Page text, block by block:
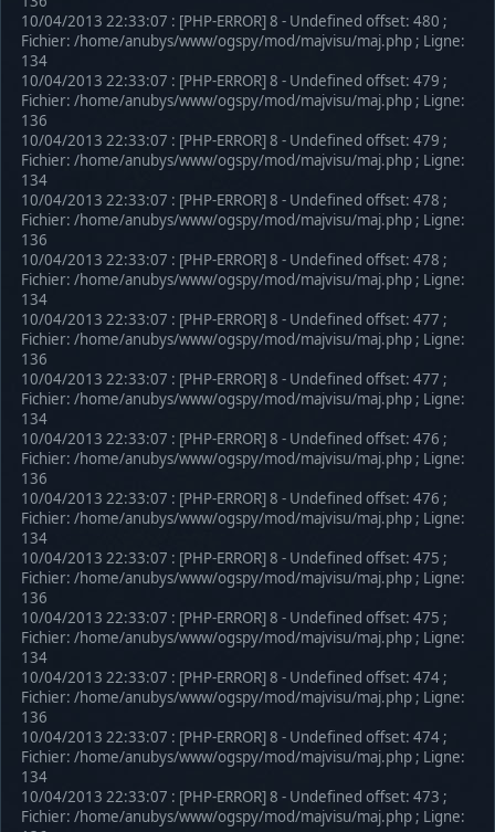
10/04/2013 22:33:07 : [PHP-ERROR] 8 - Undefined offset: 480 ;
Fichier: /home/anubys/www/ogspy/mod/majvisu/maj.php ; Ligne:
134
10/04/2013 22:33:07 : [PHP-ERROR] 8 - Undefined offset: 479 ;
Fichier: /home/anubys/www/ogspy/mod/majvisu/maj.php ; Ligne:
136
10/04/2013 22:33:07 : [PHP-ERROR] 8 - Undefined offset: 479 ;
Fichier: /home/anubys/www/ogspy/mod/majvisu/maj.php ; Ligne:
134
10/04/2013 22:33:07 : [PHP-ERROR] 8 - Undefined offset: 478 ;
Fichier: /home/anubys/www/ogspy/mod/majvisu/maj.php ; Ligne:
136
10/04/2013 22:33:07 : [PHP-ERROR] 8 - Undefined offset: 478 ;
Fichier: /home/anubys/www/ogspy/mod/majvisu/maj.php ; Ligne:
134
10/04/2013 22:33:07 : [PHP-ERROR] 8 - Undefined offset: 477 ;
Fichier: /home/anubys/www/ogspy/mod/majvisu/maj.php ; Ligne:
136
10/04/2013 22:33:07 : [PHP-ERROR] 8 - Undefined offset: 477 ;
Fichier: /home/anubys/www/ogspy/mod/majvisu/maj.php ; Ligne:
134
10/04/2013 22:33:07 : [PHP-ERROR] 8 - Undefined offset: 476 ;
Fichier: /home/anubys/www/ogspy/mod/majvisu/maj.php ; Ligne:
136
10/04/2013 22:33:07 : [PHP-ERROR] 8 - Undefined offset: 476 ;
Fichier: /home/anubys/www/ogspy/mod/majvisu/maj.php ; Ligne:
134
10/04/2013 22:33:07 : [PHP-ERROR] 8 - Undefined offset: 475 ;
Fichier: /home/anubys/www/ogspy/mod/majvisu/maj.php ; Ligne:
136
10/04/2013 22:33:07 : [PHP-ERROR] 8 - Undefined offset: 475 ;
Fichier: /home/anubys/www/ogspy/mod/majvisu/maj.php ; Ligne:
134
10/04/2013 22:33:07 : [PHP-ERROR] 8 - Undefined offset: 474 ;
Fichier: /home/anubys/www/ogspy/mod/majvisu/maj.php ; Ligne:
136
10/04/2013 22:33:07 : [PHP-ERROR] 8 - Undefined offset: 474 ;
Fichier: /home/anubys/www/ogspy/mod/majvisu/maj.php ; Ligne:
134
10/04/2013 22:33:07 : [PHP-ERROR] 8 - Undefined offset: 473 ;
Fichier: /home/anubys/www/ogspy/mod/majvisu/maj.php ; Ligne: